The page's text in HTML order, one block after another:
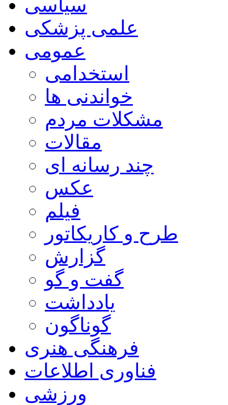
سیاسی
علمی پزشکی
عمومی
استخدامی
خواندنی ها
مشکلات مردم
مقالات
چند رسانه ای
عکس
فیلم
طرح و کاریکاتور
گزارش
گفت و گو
یادداشت
گوناگون
فرهنگی هنری
فناوری اطلاعات
ورزشی